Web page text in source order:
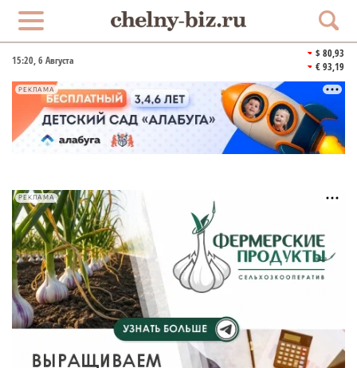
15:20, 6 Августа
$ 80,93
€ 93,19
РЕКЛАМА
РЕКЛАМА